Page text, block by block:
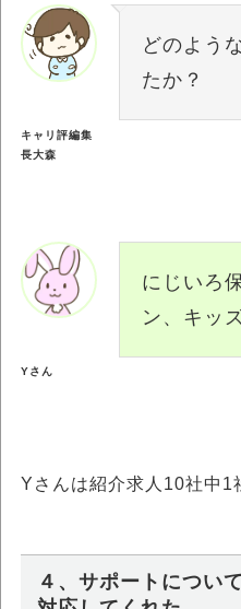
キャリ評編集
長大森
どのよう
たか？
にじいろ
ン、キッ
Yさん
Yさんは紹介求人10社中1
４、サポートについ